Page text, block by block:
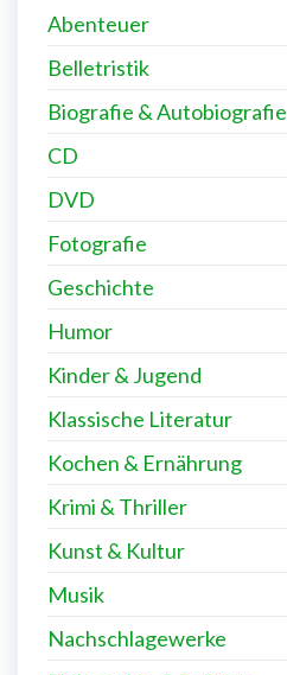
Abenteuer
Belletristik
Biografie & Autobiografie
CD
DVD
Fotografie
Geschichte
Humor
Kinder & Jugend
Klassische Literatur
Kochen & Ernährung
Krimi & Thriller
Kunst & Kultur
Musik
Nachschlagewerke